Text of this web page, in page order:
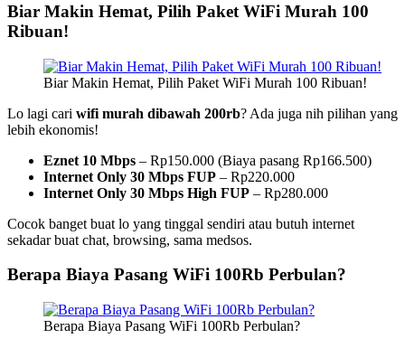
Biar Makin Hemat, Pilih Paket WiFi Murah 100
Ribuan!
Biar Makin Hemat, Pilih Paket WiFi Murah 100 Ribuan!
Lo lagi cari wifi murah dibawah 200rb? Ada juga nih pilihan yang
lebih ekonomis!
Eznet 10 Mbps – Rp150.000 (Biaya pasang Rp166.500)
Internet Only 30 Mbps FUP – Rp220.000
Internet Only 30 Mbps High FUP – Rp280.000
Cocok banget buat lo yang tinggal sendiri atau butuh internet
sekadar buat chat, browsing, sama medsos.
Berapa Biaya Pasang WiFi 100Rb Perbulan?
Berapa Biaya Pasang WiFi 100Rb Perbulan?